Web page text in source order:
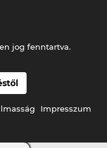
Impresszum
jog fenntartva.